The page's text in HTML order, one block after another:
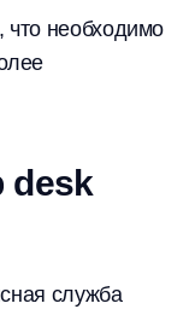
что необходимо
desk
служба